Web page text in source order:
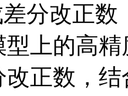
差分改正
上的高
正数，